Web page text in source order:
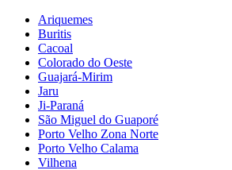
Ariquemes
Buritis
Cacoal
Colorado do Oeste
Guajará-Mirim
Jaru
Ji-Paraná
São Miguel do Guaporé
Porto Velho Zona Norte
Porto Velho Calama
Vilhena